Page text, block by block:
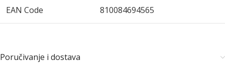
EAN Code 810084694565
Poručivanje i dostava